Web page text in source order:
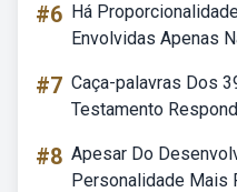
#6 Há
Envolvidas Apenas
#7 Caça-palavras Dos
Testamento
#8 Apesar Do
Personalidade Mais